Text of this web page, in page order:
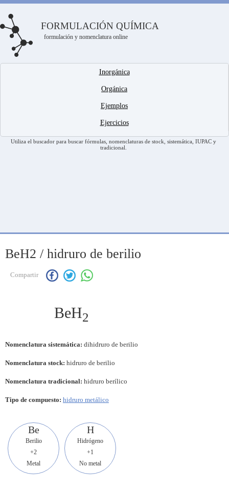
FORMULACIÓN QUÍMICA
formulación y nomenclatura online
Inorgánica
Orgánica
Ejemplos
Ejercicios
Utiliza el buscador para buscar fórmulas, nomenclaturas de stock, sistemática, IUPAC y
tradicional.
BeH2 / hidruro de berilio
Compartir
BeH2
Nomenclatura sistemática: dihidruro de berilio
Nomenclatura stock: hidruro de berilio
Nomenclatura tradicional: hidruro berílico
Tipo de compuesto: hidruro metálico
Be
Berilio
+2
Metal
H
Hidrógeno
+1
No metal